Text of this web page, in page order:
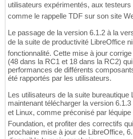
utilisateurs expérimentés, aux testeurs
comme le rappelle TDF sur son site
Le passage de la version 6.1.2 à la
de la suite de productivité LibreOffice
fonctionnalité. Cette mise à jour
(48 dans la RC1 et 18 dans la RC2)
performances de différents
été rapportés par les utilisateurs.
Les utilisateurs de la suite bureautique
maintenant télécharger la version
et Linux, comme préconisé par
Foundation, et profiter des correctifs
prochaine mise à jour de LibreOffice,